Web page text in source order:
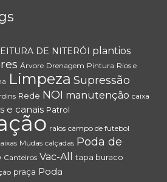
DE NITERÓI plantios
Árvore Drenagem Pintura Rios e
Limpeza Supressão
Rede NOI manutenção caixa
e canais Patrol
ralos campo de futebol
Mudas calçadas Poda de
Canteiros Vac-All tapa buraco
praça Poda